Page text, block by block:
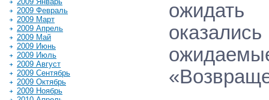
2009 Февраль
2009 Март
2009 Апрель
2009 Май
2009 Июнь
2009 Июль
2009 Август
2009 Сентябрь
2009 Октябрь
2009 Ноябрь